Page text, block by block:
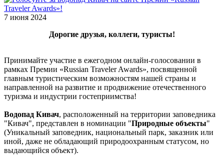
7 июня 2024
Дорогие друзья, коллеги, туристы!
Принимайте участие в ежегодном онлайн-голосовании в
рамках Премии «Russian Traveler Awards», посвященной
главным туристическим возможностям нашей страны и
направленной на развитие и продвижение отечественного
туризма и индустрии гостеприимства!
Водопад Кивач, расположенный на территории заповедника
"Кивач", представлен в номинации "Природные объекты"
(Уникальный заповедник, национальный парк, заказник или
иной, даже не обладающий природоохранным статусом, но
выдающийся объект).